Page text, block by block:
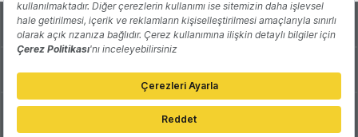
Hakkında Yazarlar
Katkıda Bulun Reklam